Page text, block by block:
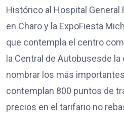
Histórico al Hospital General
en Charo y la ExpoFiesta
que contempla el centro
la Central de Autobusesde
nombrar los más
contemplan 800 puntos de
precios en el tarifario no